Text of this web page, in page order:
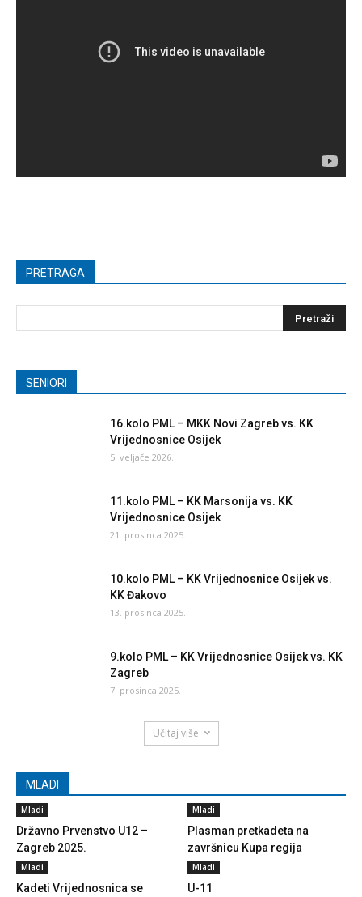
PRETRAGA
SENIORI
16.kolo PML – MKK Novi Zagreb vs. KK
Vrijednosnice Osijek
5. veljače 2026.
11.kolo PML – KK Marsonija vs. KK
Vrijednosnice Osijek
21. prosinca 2025.
10.kolo PML – KK Vrijednosnice Osijek vs.
KK Đakovo
13. prosinca 2025.
9.kolo PML – KK Vrijednosnice Osijek vs. KK
Zagreb
7. prosinca 2025.
Učitaj više
MLADI
Mladi
Državno Prvenstvo U12 –
Zagreb 2025.
Mladi
Plasman pretkadeta na
završnicu Kupa regija
Mladi
Kadeti Vrijednosnica se
Mladi
U-11